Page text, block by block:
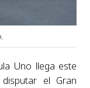
Uno llega este
el Gran